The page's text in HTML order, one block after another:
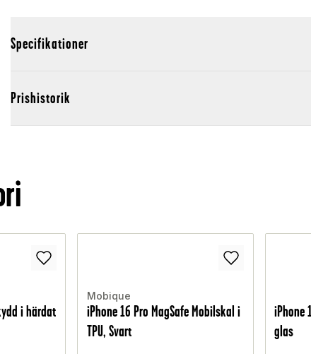
Specifikationer
Prishistorik
i härdat
Mobique
iPhone 16 Pro MagSafe Mobilskal i
TPU, Svart
iPhone
glas